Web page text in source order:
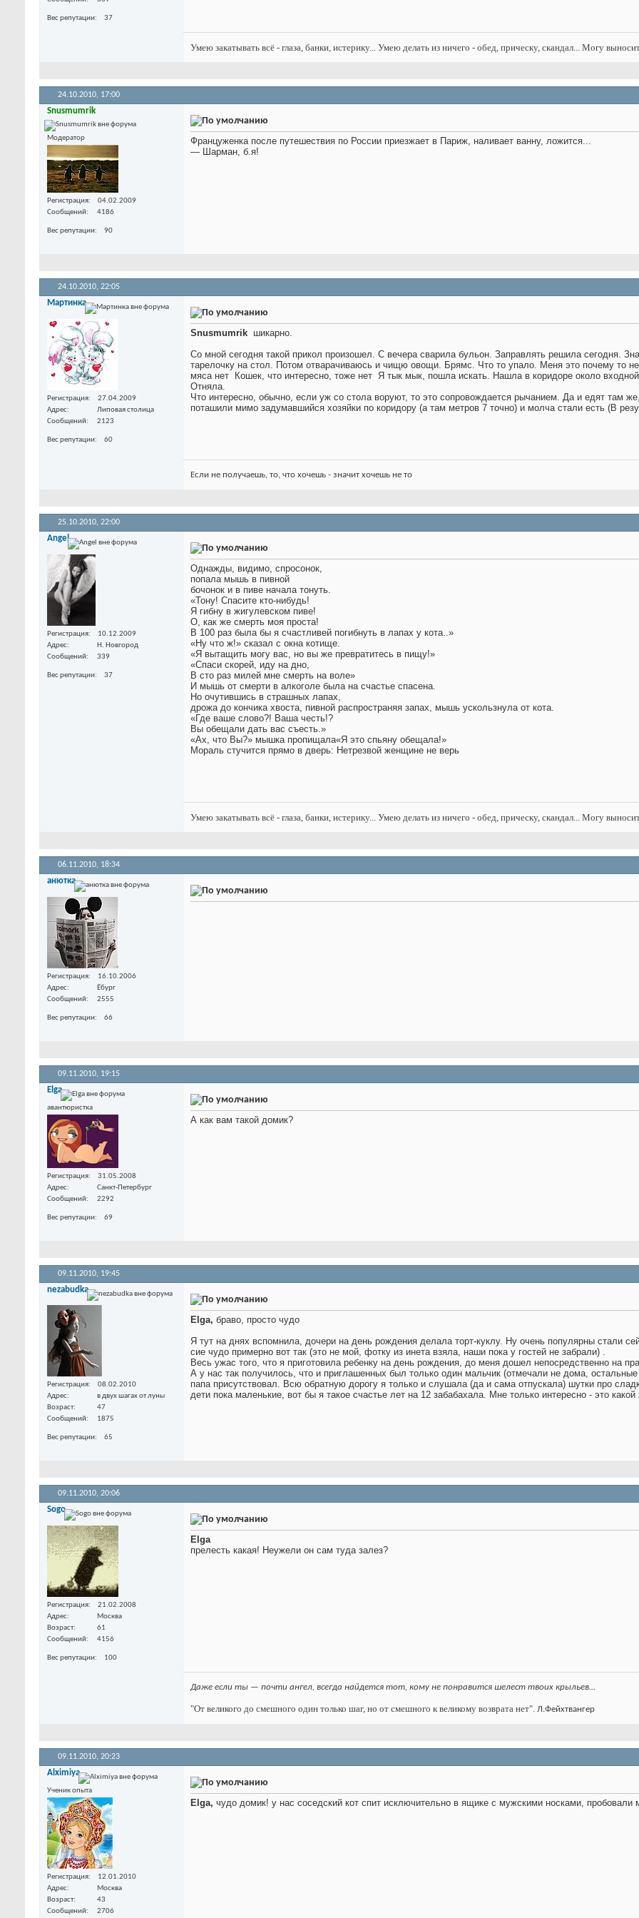
Вес репутации 37
Умею закатывать всё - глаза, банки, истерику... Умею делать из ничего - обед, прическу, скандал... Могу
24.10.2010, 17:00
Snusmumrik
Модератор
Регистрация
04.02.2009
Сообщений
4186
Вес репутации 90
Француженка после путешествия по России приезжает в Париж, наливает ванну, ложится...
— Шарман, б.я!
24.10.2010, 22:05
Мартинка
Регистрация
27.04.2009
Адрес
Липовая столица
Сообщений
2123
Вес репутации 60
Snusmumrik шикарно.
Со мной сегодня такой прикол произошел. С вечера сварила бульон. Заправлять решила сегодня.
тарелочку на стол. Потом отварачиваюсь и чищю овощи. Брямс. Что то упало. Меня это почему то
мяса нет
Кошек, что интересно, тоже нет Я тык мык, пошла искать. Нашла в коридоре около
Отняла.
Что интересно, обычно, если уж со стола воруют, то это сопровождается рычанием. Да и едят там
поташили мимо задумавшийся хозяйки по коридору (а там метров 7 точно) и молча стали есть (В
Если не получаешь, то, что хочешь - значит хочешь не то
25.10.2010, 22:00
Angel
Регистрация
10.12.2009
Адрес
Н. Новгород
Сообщений
339
Вес репутации 37
Однажды, видимо, спросонок,
попала мышь в пивной
бочонок и в пиве начала тонуть.
«Тону! Спасите кто-нибудь!
Я гибну в жигулевском пиве!
О, как же смерть моя проста!
В 100 раз была бы я счастливей погибнуть в лапах у кота..»
«Ну что ж!» сказал с окна котище.
«Я вытащить могу вас, но вы же превратитесь в пищу!»
«Спаси скорей, иду на дно,
В сто раз милей мне смерть на воле»
И мышь от смерти в алкоголе была на счастье спасена.
Но очутившись в страшных лапах,
дрожа до кончика хвоста, пивной распространяя запах, мышь ускользнула от кота.
«Где ваше слово?! Ваша честь!?
Вы обещали дать вас съесть.»
«Ах, что Вы?» мышка пропищала«Я это спьяну обещала!»
Мораль стучится прямо в дверь: Нетрезвой женщине не верь
Умею закатывать всё - глаза, банки, истерику... Умею делать из ничего - обед, прическу, скандал... Могу
06.11.2010, 18:34
анютка
Регистрация
16.10.2006
Адрес
Ёбург
Сообщений
2555
Вес репутации 66
09.11.2010, 19:15
Elga
авантюристка
Регистрация
31.05.2008
Адрес
Санкт-Петербург
Сообщений
2292
Вес репутации 69
А как вам такой домик?
09.11.2010, 19:45
nezabudka
Регистрация
08.02.2010
Адрес
в двух шагах от луны
Возраст
47
Сообщений
1875
Вес репутации 65
Elga, браво, просто чудо
Я тут на днях вспомнила, дочери на день рождения делала торт-куклу. Ну очень популярны стали
сие чудо примерно вот так (это не мой, фотку из инета взяла, наши пока у гостей не забрали) .
Весь ужас того, что я приготовила ребенку на день рождения, до меня дошел непосредственно на
А у нас так получилось, что и приглашенных был только один мальчик (отмечали не дома,
папа присутствовал. Всю обратную дорогу я только и слушала (да и сама отпускала) шутки про
дети пока маленькие, вот бы я такое счастье лет на 12 забабахала. Мне только интересно - это
09.11.2010, 20:06
Sogo
Регистрация
21.02.2008
Адрес
Москва
Возраст
61
Сообщений
4156
Вес репутации 100
Elga
прелесть какая! Неужели он сам туда залез?
Даже если ты — почти ангел, всегда найдется тот, кому не понравится шелест твоих крыльев…
"От великого до смешного один только шаг, но от смешного к великому возврата нет". Л.Фейхтвангер
09.11.2010, 20:23
Alximiya
Ученик опыта
Регистрация
12.01.2010
Адрес
Москва
Возраст
43
Сообщений
2706
Elga, чудо домик! у нас соседский кот спит исключительно в ящике с мужскими носками,